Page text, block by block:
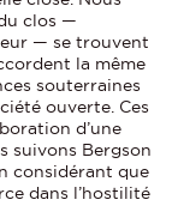
clos —
— se trouvent
la même
souterraines
ouverte. Ces
d’une
suivons Bergson
considérant que
dans l’hostilité